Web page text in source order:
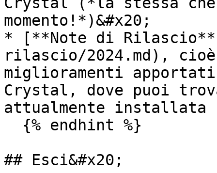
momento!*)&#x20;
* [**Note di
rilascio/2024.md),
miglioramenti
Crystal, dove puoi
attualmente installata
## Esci&#x20;